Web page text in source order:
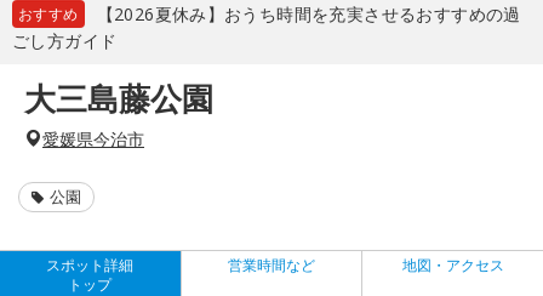
おすすめ
【2026夏休み】おうち時間を充実させるおすすめの過
ごし方ガイド
大三島藤公園
愛媛県今治市
公園
スポット詳細
トップ
営業時間など 地図・アクセス